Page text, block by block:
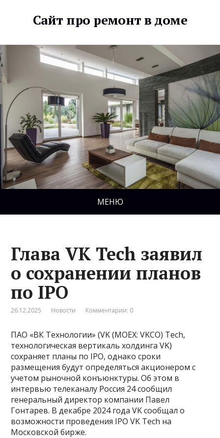
Сайт про ремонт в доме
МЕНЮ
Глава VK Tech заявил
о сохранении планов
по IPO
26.12.2025 Новости Комментарии: 0
ПАО «ВК Технологии» (VK (MOEX: VKCO) Tech,
технологическая вертикаль холдинга VK)
сохраняет планы по IPO, однако сроки
размещения будут определяться акционером с
учетом рыночной конъюнктуры. Об этом в
интервью телеканалу Россия 24 сообщил
генеральный директор компании Павел
Гонтарев. В декабре 2024 года VK сообщал о
возможности проведения IPO VK Tech на
Московской бирже.